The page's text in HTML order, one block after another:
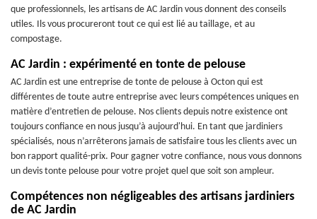
que professionnels, les artisans de AC Jardin vous donnent des conseils
utiles. Ils vous procureront tout ce qui est lié au taillage, et au
compostage.
AC Jardin : expérimenté en tonte de pelouse
AC Jardin est une entreprise de tonte de pelouse à Octon qui est
différentes de toute autre entreprise avec leurs compétences uniques en
matière d’entretien de pelouse. Nos clients depuis notre existence ont
toujours confiance en nous jusqu’à aujourd'hui. En tant que jardiniers
spécialisés, nous n’arrêterons jamais de satisfaire tous les clients avec un
bon rapport qualité-prix. Pour gagner votre confiance, nous vous donnons
un devis tonte pelouse pour votre projet quel que soit son ampleur.
Compétences non négligeables des artisans jardiniers
de AC Jardin